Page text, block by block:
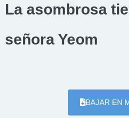
La asombrosa
señora Yeom
BAJAR EN